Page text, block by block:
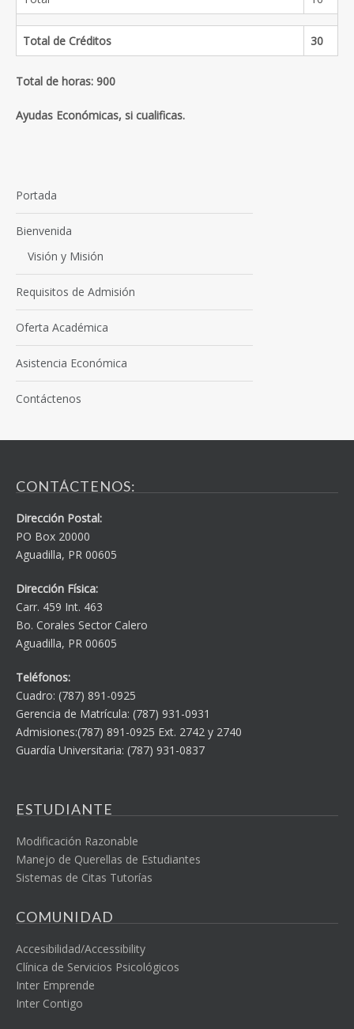
Total de Créditos 30
Total de horas: 900
Ayudas Económicas, si cualificas.
Portada
Bienvenida
Visión y Misión
Requisitos de Admisión
Oferta Académica
Asistencia Económica
Contáctenos
CONTÁCTENOS:
Dirección Postal:
PO Box 20000
Aguadilla, PR 00605
Dirección Física:
Carr. 459 Int. 463
Bo. Corales Sector Calero
Aguadilla, PR 00605
Teléfonos:
Cuadro: (787) 891-0925
Gerencia de Matrícula: (787) 931-0931
Admisiones:(787) 891-0925 Ext. 2742 y 2740
Guardía Universitaria: (787) 931-0837
ESTUDIANTE
Modificación Razonable
Manejo de Querellas de Estudiantes
Sistemas de Citas Tutorías
COMUNIDAD
Accesibilidad/Accessibility
Clínica de Servicios Psicológicos
Inter Emprende
Inter Contigo